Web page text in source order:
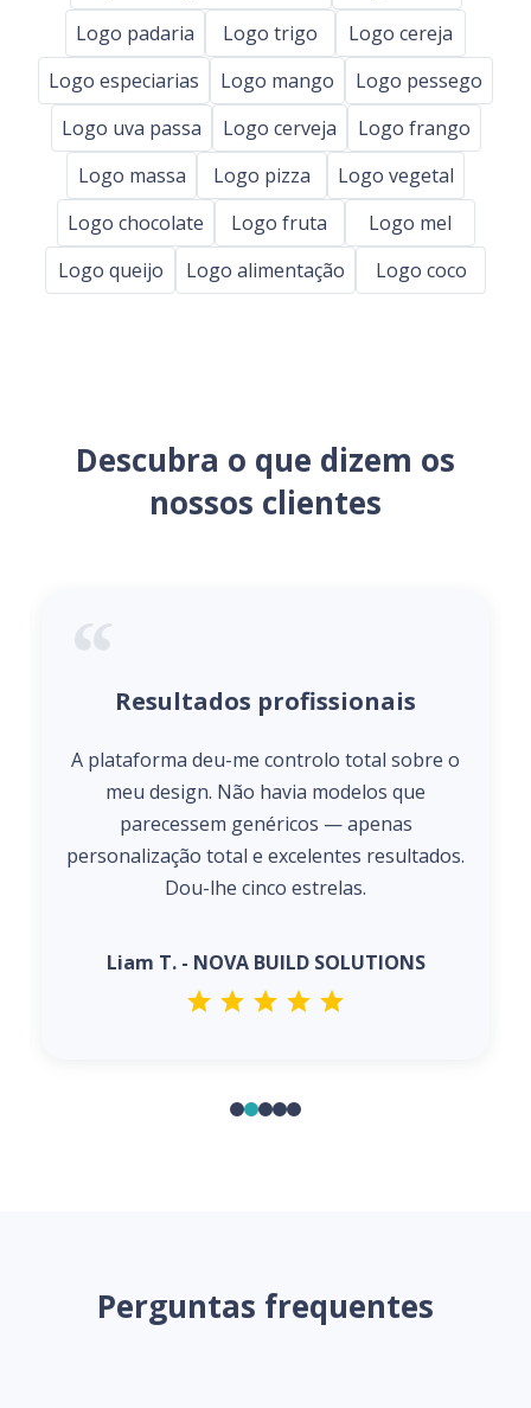
Logo padaria
Logo trigo
Logo cereja
Logo especiarias
Logo mango
Logo pessego
Logo uva passa
Logo cerveja
Logo frango
Logo massa
Logo pizza
Logo vegetal
Logo chocolate
Logo fruta
Logo mel
Logo queijo
Logo alimentação Logo coco
Descubra o que dizem os
nossos clientes
Resultados profissionais
A plataforma deu-me controlo total sobre o
meu design. Não havia modelos que
parecessem genéricos — apenas
personalização total e excelentes resultados.
Dou-lhe cinco estrelas.
Liam T. - NOVA BUILD SOLUTIONS
Perguntas frequentes